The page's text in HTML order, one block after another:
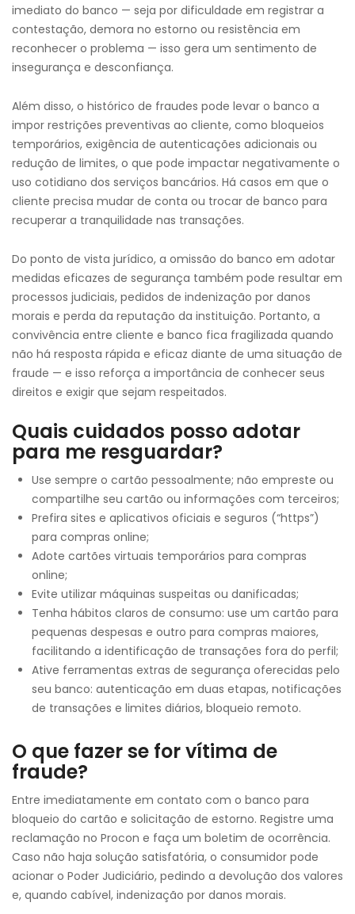
imediato do banco — seja por dificuldade em registrar a
contestação, demora no estorno ou resistência em
reconhecer o problema — isso gera um sentimento de
insegurança e desconfiança.
Além disso, o histórico de fraudes pode levar o banco a
impor restrições preventivas ao cliente, como bloqueios
temporários, exigência de autenticações adicionais ou
redução de limites, o que pode impactar negativamente o
uso cotidiano dos serviços bancários. Há casos em que o
cliente precisa mudar de conta ou trocar de banco para
recuperar a tranquilidade nas transações.
Do ponto de vista jurídico, a omissão do banco em adotar
medidas eficazes de segurança também pode resultar em
processos judiciais, pedidos de indenização por danos
morais e perda da reputação da instituição. Portanto, a
convivência entre cliente e banco fica fragilizada quando
não há resposta rápida e eficaz diante de uma situação de
fraude — e isso reforça a importância de conhecer seus
direitos e exigir que sejam respeitados.
Quais cuidados posso adotar
para me resguardar?
Use sempre o cartão pessoalmente; não empreste ou
compartilhe seu cartão ou informações com terceiros;
Prefira sites e aplicativos oficiais e seguros (“https”)
para compras online;
Adote cartões virtuais temporários para compras
online;
Evite utilizar máquinas suspeitas ou danificadas;
Tenha hábitos claros de consumo: use um cartão para
pequenas despesas e outro para compras maiores,
facilitando a identificação de transações fora do perfil;
Ative ferramentas extras de segurança oferecidas pelo
seu banco: autenticação em duas etapas, notificações
de transações e limites diários, bloqueio remoto.
O que fazer se for vítima de
fraude?
Entre imediatamente em contato com o banco para
bloqueio do cartão e solicitação de estorno. Registre uma
reclamação no Procon e faça um boletim de ocorrência.
Caso não haja solução satisfatória, o consumidor pode
acionar o Poder Judiciário, pedindo a devolução dos valores
e, quando cabível, indenização por danos morais.